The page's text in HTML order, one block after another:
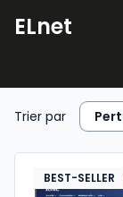
ELnet
Trier par
BEST-SELLER